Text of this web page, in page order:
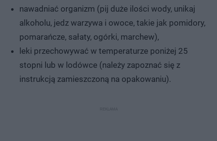
nawadniać organizm (pij duże ilości wody, unikaj
alkoholu, jedz warzywa i owoce, takie jak pomidory,
pomarańcze, sałaty, ogórki, marchew),
leki przechowywać w temperaturze poniżej 25
stopni lub w lodówce (należy zapoznać się z
instrukcją zamieszczoną na opakowaniu).